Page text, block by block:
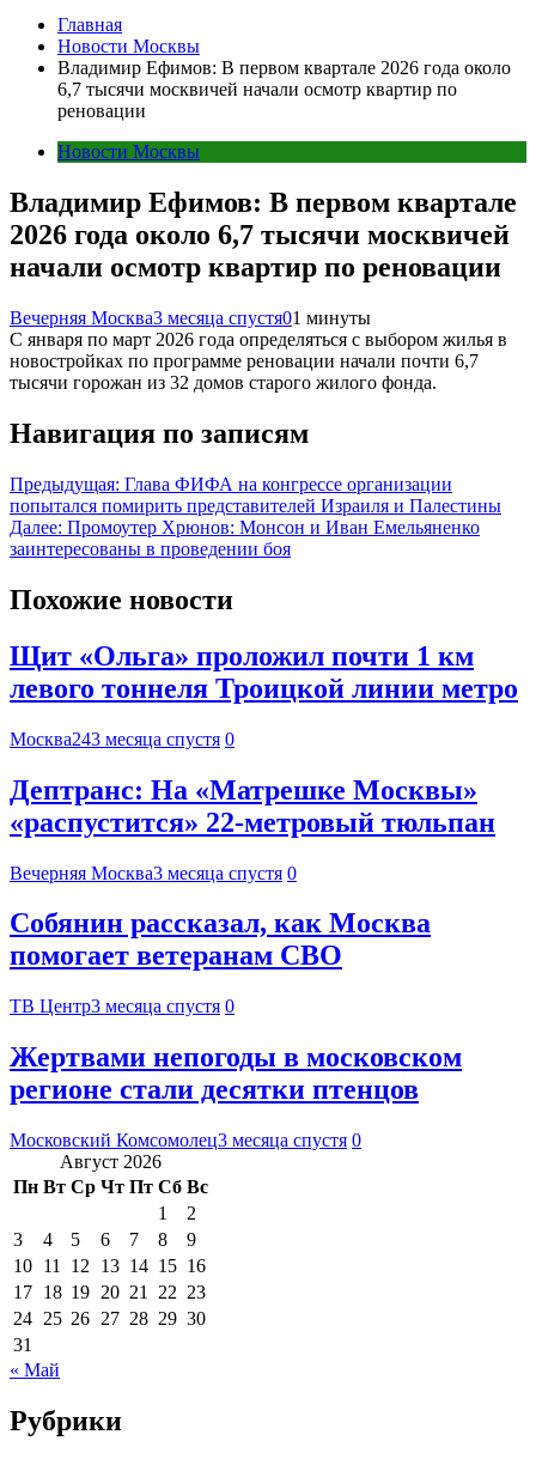
Главная
Новости Москвы
Владимир Ефимов: В первом квартале 2026 года около
6,7 тысячи москвичей начали осмотр квартир по
реновации
Новости Москвы
Владимир Ефимов: В первом квартале
2026 года около 6,7 тысячи москвичей
начали осмотр квартир по реновации
Вечерняя Москва3 месяца спустя01 минуты
С января по март 2026 года определяться с выбором жилья в
новостройках по программе реновации начали почти 6,7
тысячи горожан из 32 домов старого жилого фонда.
Навигация по записям
Предыдущая: Глава ФИФА на конгрессе организации
попытался помирить представителей Израиля и Палестины
Далее: Промоутер Хрюнов: Монсон и Иван Емельяненко
заинтересованы в проведении боя
Похожие новости
Щит «Ольга» проложил почти 1 км
левого тоннеля Троицкой линии метро
Москва243 месяца спустя 0
Дептранс: На «Матрешке Москвы»
«распустится» 22-метровый тюльпан
Вечерняя Москва3 месяца спустя 0
Собянин рассказал, как Москва
помогает ветеранам СВО
ТВ Центр3 месяца спустя 0
Жертвами непогоды в московском
регионе стали десятки птенцов
Московский Комсомолец3 месяца спустя 0
Август 2026
Пн Вт Ср Чт Пт Сб Вс
1
2
3
4 5 6 7 8
9
10 11 12 13 14 15 16
17 18 19 20 21 22 23
24 25 26 27 28 29 30
31
« Май
Рубрики